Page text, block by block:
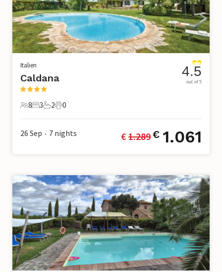
Italien
Caldana
8 Gäste
8
3 Schlafzimmer
3
2 Badezimmer
2
0 Haustiere
0
4.5
out of 5
26 Sep • 7 nights € 1.289€ 1.061